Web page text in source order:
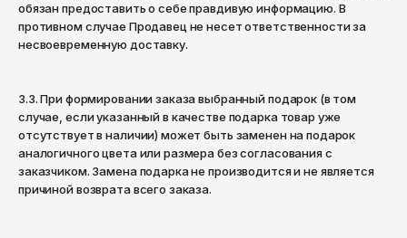
обязан предоставить о себе правдивую информацию. В
противном случае Продавец не несет ответственности за
несвоевременную доставку.
3.3. При формировании заказа выбранный подарок (в том
случае, если указанный в качестве подарка товар уже
отсутствует в наличии) может быть заменен на подарок
аналогичного цвета или размера без согласования с
заказчиком. Замена подарка не производится и не является
причиной возврата всего заказа.